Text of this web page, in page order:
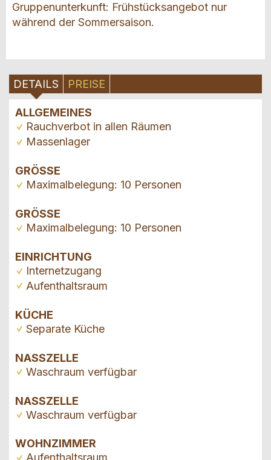
Gruppenunterkunft: Frühstücksangebot nur
während der Sommersaison.
DETAILS PREISE
ALLGEMEINES
Rauchverbot in allen Räumen
Massenlager
GRÖSSE
Maximalbelegung: 10 Personen
GRÖSSE
Maximalbelegung: 10 Personen
EINRICHTUNG
Internetzugang
Aufenthaltsraum
KÜCHE
Separate Küche
NASSZELLE
Waschraum verfügbar
NASSZELLE
Waschraum verfügbar
WOHNZIMMER